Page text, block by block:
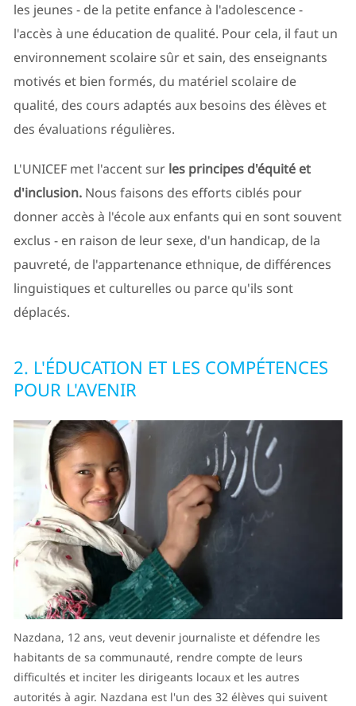
les jeunes - de la petite enfance à l'adolescence -
l'accès à une éducation de qualité. Pour cela, il faut un
environnement scolaire sûr et sain, des enseignants
motivés et bien formés, du matériel scolaire de
qualité, des cours adaptés aux besoins des élèves et
des évaluations régulières.
L'UNICEF met l'accent sur les principes d'équité et
d'inclusion.Nous faisons des efforts ciblés pour
donner accès à l'école aux enfants qui en sont souvent
exclus - en raison de leur sexe, d'un handicap, de la
pauvreté, de l'appartenance ethnique, de différences
linguistiques et culturelles ou parce qu'ils sont
déplacés.
2. L'ÉDUCATION ET LES COMPÉTENCES
POUR L'AVENIR
Nazdana, 12 ans, veut devenir journaliste et défendre les
habitants de sa communauté, rendre compte de leurs
difficultés et inciter les dirigeants locaux et les autres
autorités à agir. Nazdana est l'un des 32 élèves qui suivent